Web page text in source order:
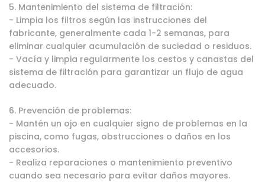
5. Mantenimiento del sistema de filtración:
- Limpia los filtros según las instrucciones del
fabricante, generalmente cada 1-2 semanas, para
eliminar cualquier acumulación de suciedad o residuos.
- Vacía y limpia regularmente los cestos y canastas del
sistema de filtración para garantizar un flujo de agua
adecuado.
6. Prevención de problemas:
- Mantén un ojo en cualquier signo de problemas en la
piscina, como fugas, obstrucciones o daños en los
accesorios.
- Realiza reparaciones o mantenimiento preventivo
cuando sea necesario para evitar daños mayores.